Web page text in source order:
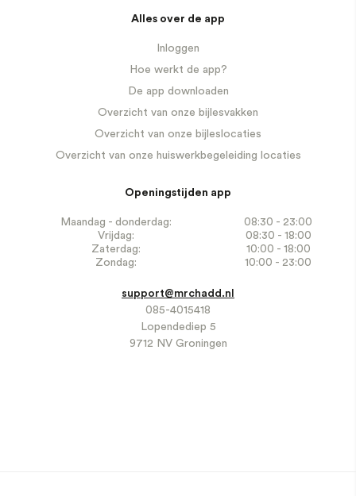
Alles over de app
Inloggen
Hoe werkt de app?
De app downloaden
Overzicht van onze bijlesvakken
Overzicht van onze bijleslocaties
Overzicht van onze huiswerkbegeleiding locaties
Openingstijden app
Maandag - donderdag:
08:30 - 23:00
Vrijdag:
08:30 - 18:00
Zaterdag:
10:00 - 18:00
Zondag:
10:00 - 23:00
support@mrchadd.nl
085-4015418
Lopendediep 5
9712 NV Groningen